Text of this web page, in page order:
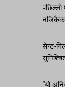
पछिल्लो
सेन्ट-
“यो